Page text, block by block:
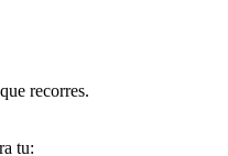
recorres.
tu: